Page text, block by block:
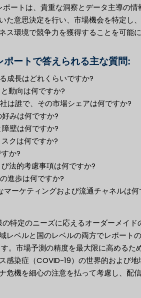
ポートは、貴重な洞察とデータ主導の情
た意思決定を行い、市場機会を特定し
ス環境で競争力を獲得することを可能
ートで答えられる主な質問:
成長はどれくらいですか?
動向は何ですか?
は誰で、その市場シェアは何ですか?
みは何ですか?
壁は何ですか?
クは何ですか?
か?
法的考慮事項は何ですか?
進歩は何ですか?
ーケティングおよび流通チャネルは何
特定のニーズに応えるオーダーメイド
レベルと国のレベルの両方でレポート
。市場予測の精度を最大限に高めるた
感染症（COVID-19）の世界的および地
危機を細心の注意を払って考慮し、配